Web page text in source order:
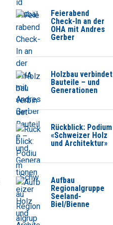
Feierabend
Check-In an der
OHA mit Andres
Gerber
Holzbau verbindet
Bauteile – und
Generationen
Rückblick: Podium
«Schweizer Holz
und Architektur»
Aufbau
Regionalgruppe
Seeland-
Biel/Bienne